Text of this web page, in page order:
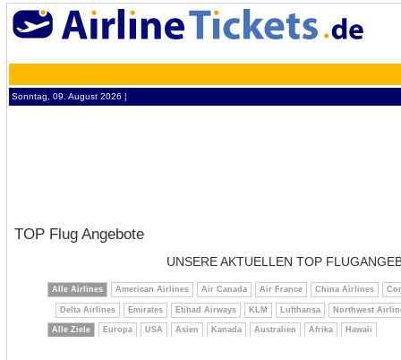
Sonntag, 09. August 2026 ¦
TOP Flug Angebote
UNSERE AKTUELLEN TOP
Alle Airlines American Airlines Air Canada Air France China Airlines
Delta Airlines Emirates Etihad Airways KLM Lufthansa Northwest
Alle Ziele Europa USA Asien Kanada Australien Afrika Hawaii